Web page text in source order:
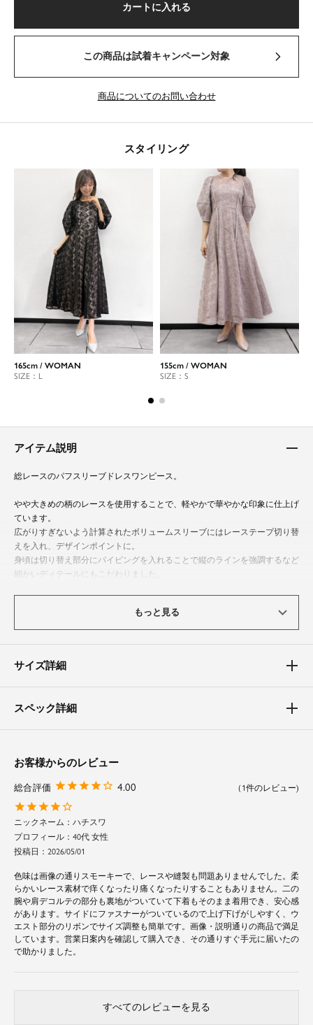
カートに入れる
この商品は試着キャンペーン対象
商品についてのお問い合わせ
スタイリング
165cm / WOMAN
SIZE：L
155cm / WOMAN
SIZE：S
アイテム説明
総レースのパフスリーブドレスワンピース。
やや大きめの柄のレースを使用することで、軽やかで華やかな印象に仕上げ
ています。
広がりすぎないよう計算されたボリュームスリーブにはレーステープ切り替
えを入れ、デザインポイントに。
身頃は切り替え部分にパイピングを入れることで縦のラインを強調するなど
細かいディテールにもこだわりました。
まで幅広いシーンで活躍するパーティードレスです。
【二の腕】【バスト】【ウエスト】【ヒップ】【太もも】
身頃からスカートにかけて入っているパイピングが縦のラインを強調し、ス
タイルアップ効果も。
素材
軽く肌なじみの良いレース素材を使用しています。
袖とヨーク部分には別布を重ねて程よい透け感を。
メディア情報
2024年6月25日
開運！なんでも鑑定団（テレビ東京）の番組内で菅井友香さんが着用されて
いたお色はグリーンでございます。
もっと見る
サイズ詳細
スペック詳細
お客様からのレビュー
4.00
1
ハチスワ
40代 女性
投稿日
2026/05/01
色味は画像の通りスモーキーで、レースや縫製も問題ありませんでした。柔
らかいレース素材で痒くなったり痛くなったりすることもありません。二の
腕や肩デコルテの部分も裏地がついていて下着もそのまま着用でき、安心感
があります。サイドにファスナーがついているので上げ下げがしやすく、ウ
エスト部分のリボンでサイズ調整も簡単です。画像・説明通りの商品で満足
しています。営業日案内を確認して購入でき、その通りすぐ手元に届いたの
で助かりました。
すべてのレビューを見る